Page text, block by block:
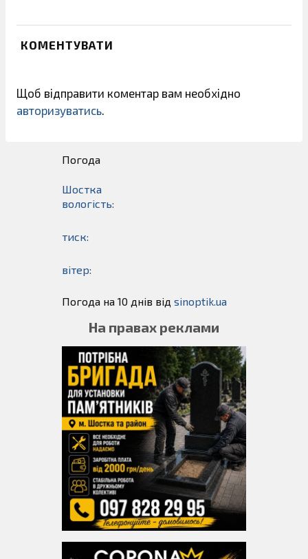
КОМЕНТУВАТИ
Щоб відправити коментар вам необхідно
авторизуватись.
Погода
Шостка
вологість:
тиск:
вітер:
Погода на 10 днів від sinoptik.ua
На правах реклами